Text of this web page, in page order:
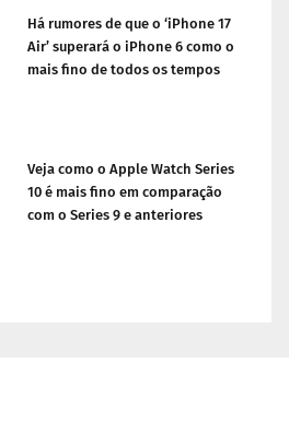
Há rumores de que o ‘iPhone 17
Air’ superará o iPhone 6 como o
mais fino de todos os tempos
Veja como o Apple Watch Series
10 é mais fino em comparação
com o Series 9 e anteriores